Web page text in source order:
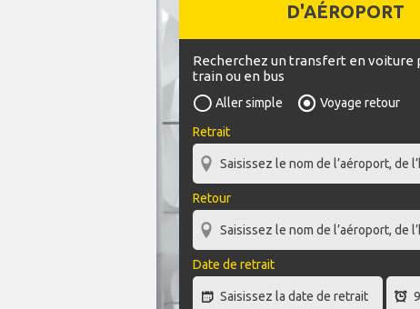
D'AÉROPORT
Recherchez un transfert en voiture
train ou en bus
Aller simple
Voyage retour
Retrait
Retour
Date de retrait